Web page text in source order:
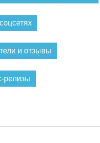
и отзывы
релизы